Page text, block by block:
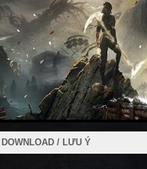
DOWNLOAD / LƯU Ý